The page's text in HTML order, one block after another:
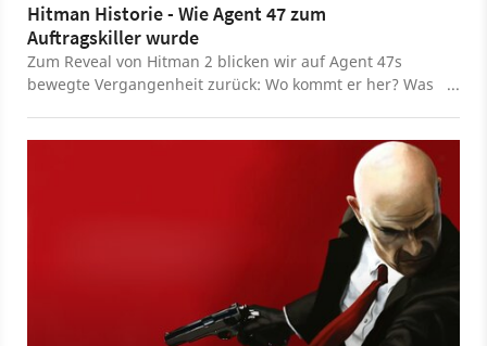
Hitman Historie - Wie Agent 47 zum
Auftragskiller wurde
Zum Reveal von Hitman 2 blicken wir auf Agent 47s
bewegte Vergangenheit zurück: Wo kommt er her? Was